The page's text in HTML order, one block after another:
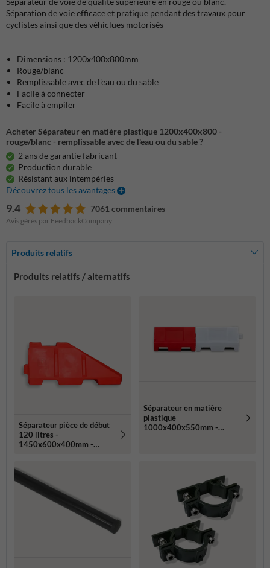
Séparation de voie efficace et pratique pendant des travaux pour
cyclistes ainsi que des véhiclues motorisés
Dimensions : 1200x400x800mm
Rouge/blanc
Remplissable avec de l'eau ou du sable
Facile à connecter
Facile à empiler
Acheter Séparateur en matière plastique 1200x400x800 -
rouge/blanc - remplissable avec de l'eau ou du sable ?
2 ans de garantie fabricant
Production durable
Résistant aux intempéries
Découvrez tous les avantages
9.4 7061 commentaires
Avis gérés par FeedbackCompany
Produits relatifs
Produits relatifs / alternatifs
Séparateur pièce de début
120 litres -
1450x600x400mm -
Séparateur en matière
plastique
1000x400x550mm -